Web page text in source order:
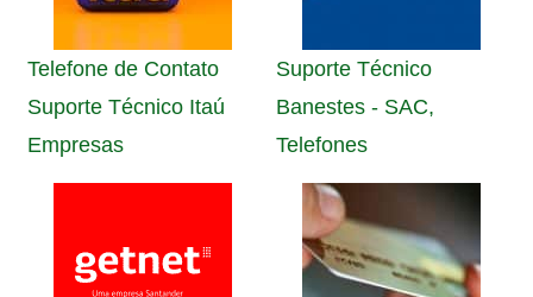
Telefone de Contato
Suporte Técnico Itaú
Empresas
Suporte Técnico
Banestes - SAC,
Telefones